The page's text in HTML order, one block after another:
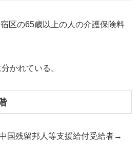
区の65歳以上の人の介護保険料
かれている。
国残留邦人等支援給付受給者→